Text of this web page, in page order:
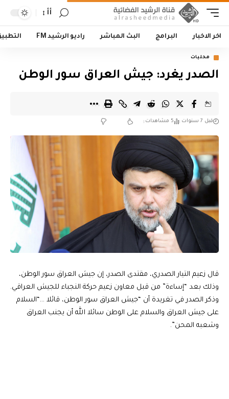
أأ
اخر الاخبار البرامج البث المباشر راديو الرشيد FM
محليات
الصدر يغرد: جيش العراق سور الوطن
قبل 7 سنوات 5 مشاهدات
قال زعيم التيار الصدري، مقتدى الصدر، إن جيش العراق سور الوطن،
وذلك بعد “إساءة” من قبل معاون زعيم حركة النجباء للجيش العراقي.
وذكر الصدر في تغريدة أن “جيش العراق سور الوطن، قائلا …“السلام
على جيش العراق والسلام على الوطن سائلا الله أن يجنب العراق
وشعبه المحن”.